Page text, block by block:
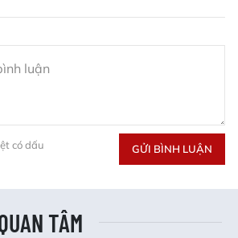
có dấu GỬI BÌNH LUẬN
TÂM